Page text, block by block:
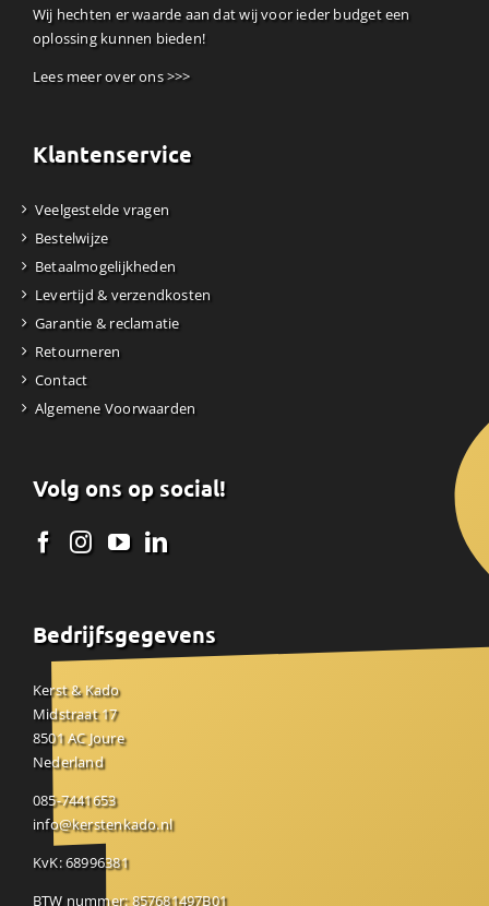
Wij hechten er waarde aan dat wij voor ieder budget een
oplossing kunnen bieden!
Lees meer over ons >>>
Klantenservice
Veelgestelde vragen
Bestelwijze
Betaalmogelijkheden
Levertijd & verzendkosten
Garantie & reclamatie
Retourneren
Contact
Algemene Voorwaarden
Volg ons op social!
Bedrijfsgegevens
Kerst & Kado
Midstraat 17
8501 AC Joure
Nederland
085-7441653
info@kerstenkado.nl
KvK: 68996381
BTW nummer: 857681497B01